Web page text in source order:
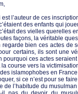
est l’auteur de ces
des enfants qui
des vielles querelles
façons, la véritable
regarde bien ces actes de
certains, ils sont une
pourquoi ces actes
la course vers la
des islamophobes en
si ce n’est pour se
de l’habitude du